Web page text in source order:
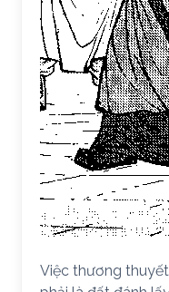
Việc thương